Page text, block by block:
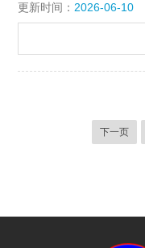
等。
更新时间： 2026-06-10
下一页